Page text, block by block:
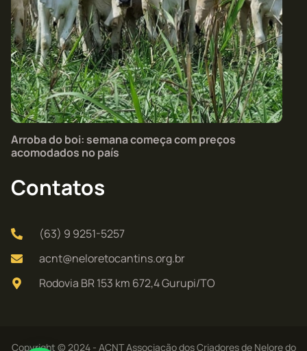
Arroba do boi: semana começa com preços
acomodados no país
Contatos
(63) 9 9251-5257
acnt@neloretocantins.org.br
Rodovia BR 153 km 672,4 Gurupi/TO
Copyright © 2024 - ACNT Associação dos Criadores de Nelore do